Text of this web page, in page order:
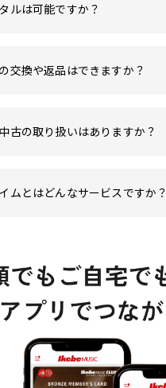
ルは可能ですか？
交換や返品はできますか？
古の取り扱いはありますか？
ムとはどんなサービスですか？